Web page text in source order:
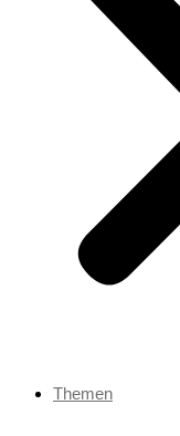
Themen